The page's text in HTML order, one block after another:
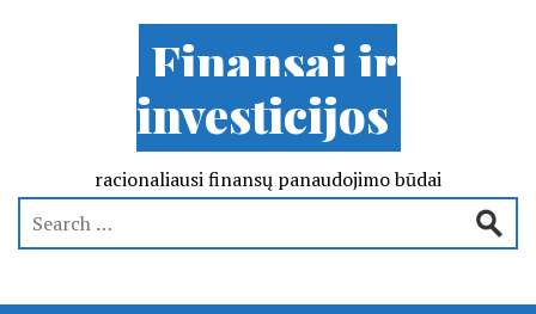
Finansai ir
investicijos
racionaliausi finansų panaudojimo būdai